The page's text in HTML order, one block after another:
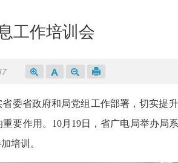
工作培训会
委省政府和局党组工作部署，切实提
要作用。10月19日，省广电局举办局
培训。